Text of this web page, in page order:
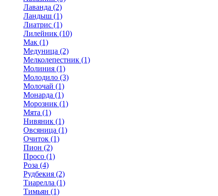
Лаванда (2)
Ландыш (1)
Лиатрис (1)
Лилейник (10)
Мак (1)
Медуница (2)
Мелколепестник (1)
Молиния (1)
Молодило (3)
Молочай (1)
Монарда (1)
Морозник (1)
Мята (1)
Нивяник (1)
Овсяница (1)
Очиток (1)
Пион (2)
Просо (1)
Роза (4)
Рудбекия (2)
Тиарелла (1)
Тимьян (1)